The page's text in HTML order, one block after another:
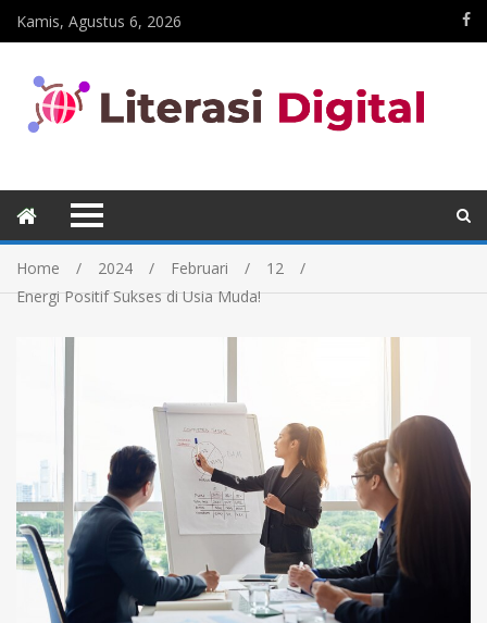
Kamis, Agustus 6, 2026
Home 2024 Februari
12
Energi Positif Sukses di Usia Muda!